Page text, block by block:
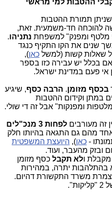
ההטבות למי מראשי
השוחד שניתן תמורת ההטבות
להוכחה חד-משמעית. זאת,
מלטף ומפנק" למשפחת נתניהו.
שנים את הקו התקיף כנגד
שאלות קשות (למשל כאן),
בכלל יש עבירה כזו בספר
אי פעם במדינת ישראל.
בכסף מזומן. הרבה כסף, שיגיע
במתן וקידום ההטבות
ומפנקות" אבל זה די שולי.
זה מעורבים
לפחות 3 מנכ"לים
מהם גם התגאה בהיותו חלק
- כאן), היועצת המשפטית
ובזק מהעבר, ועוד.
מקבלת ולא תקבל כסף מזומן
בהתלהבות יתרה, במהירות
צמרת משרד התקשורת דהיום.